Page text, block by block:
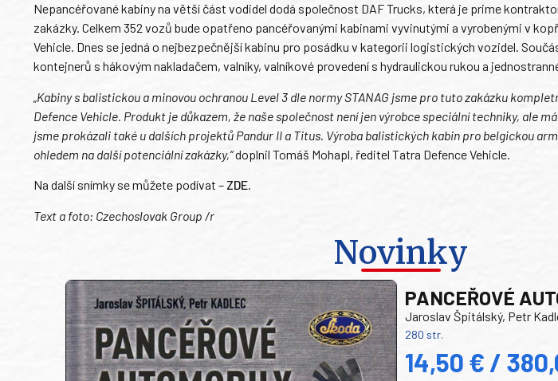
Nepancéřované kabiny na větší část vodidel dodá společnost DAF Trucks, která je prime
zakázky. Celkem 352 vozů bude opatřeno pancéřovanými kabinami vyvinutými a vyrobenými v
Vehicle. Dnes se jedná o nejbezpečnější kabinu pro posádku v kategorii logistických vozidel.
kontejnerů s hákovým nakladačem, valníky, valníkové provedení s hydraulickou rukou a
„Kabiny s balistickou a minovou ochranou Level 3 dle normy STANAG jsme pro tuto zakázku
Defence Vehicle. Produkt je důkazem, že naše společnost není jen výrobce speciální techniky, ale
jsme prokázali také u dalších projektů Pandur II a Titus. Výroba balistických kabin pro belgickou
ohledem na další potenciální zakázky,“doplnil Tomáš Mohapl, ředitel Tatra Defence Vehicle.
Na další snímky se můžete podívat – ZDE.
Text a foto: Czechoslovak Group /r
Novinky
PANCEŘOVÉ
Jaroslav Špitálský, Petr
280 str.
14,50 € /